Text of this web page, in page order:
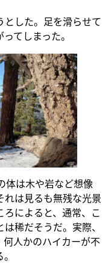
とした。足を滑らせて
てしまった。
体は木や岩など想像
れは見るも無残な光景
によると、通常、こ
稀だそうだ。実際、
人かのハイカーが不